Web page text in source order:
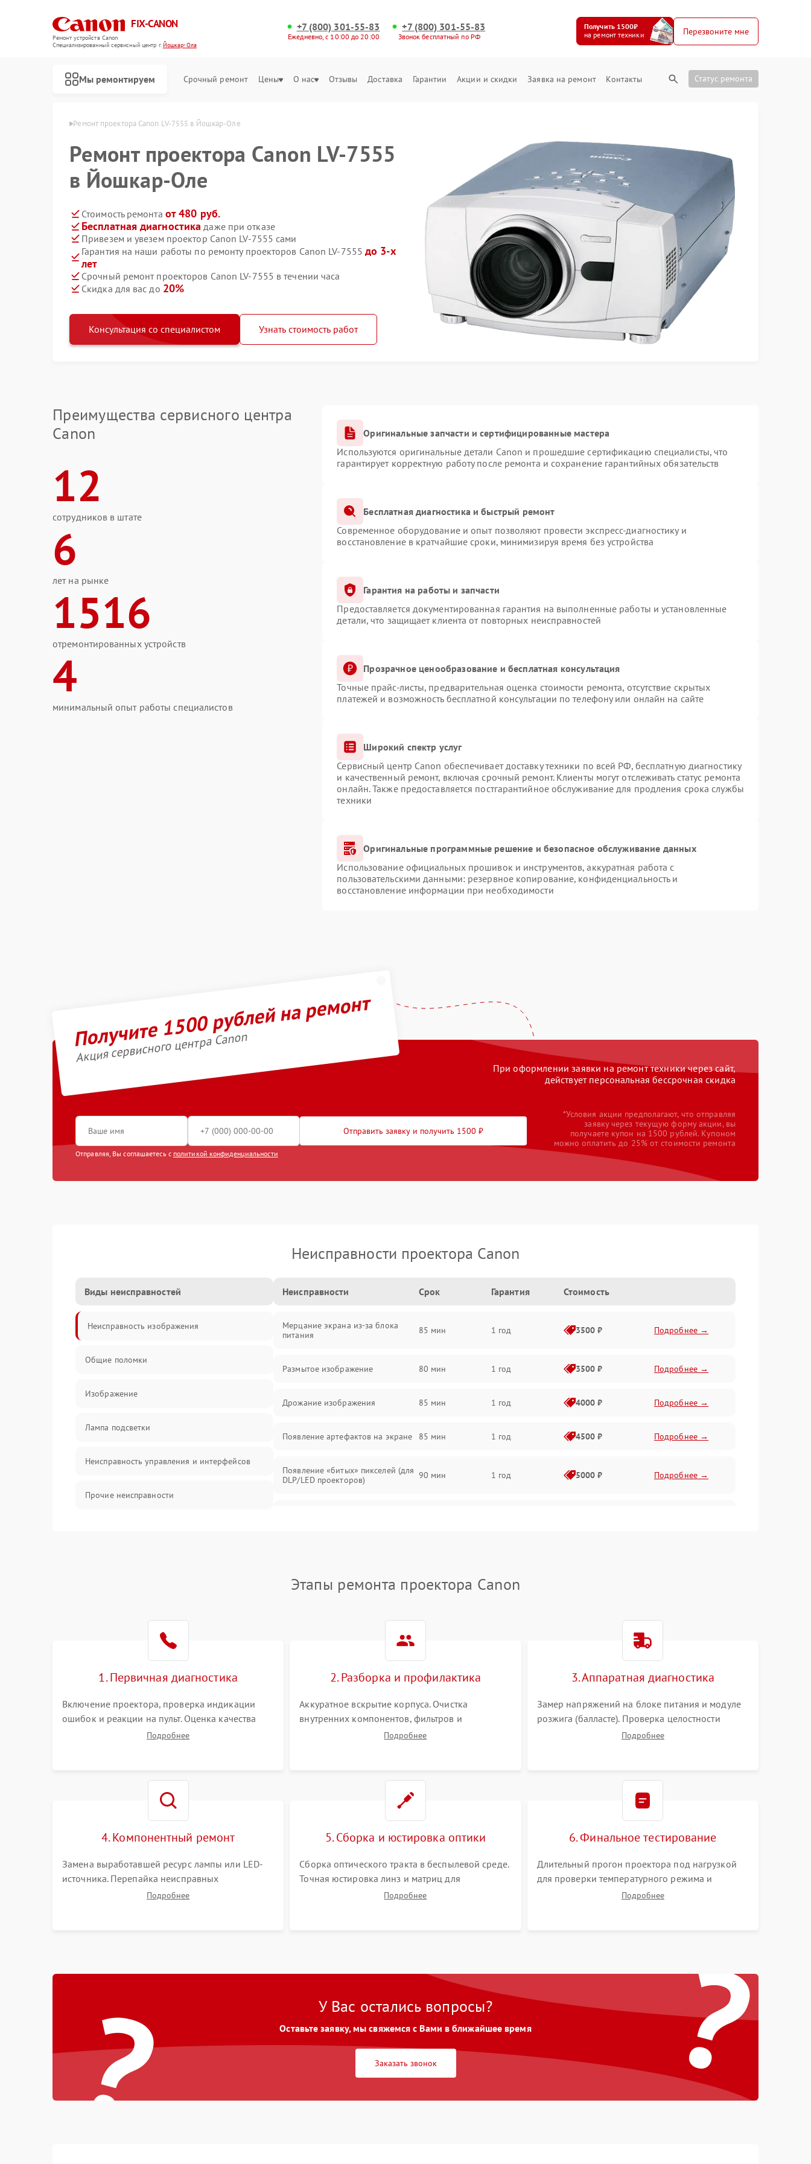
FIX-CANON
Ремонт устройств Canon
Специализированный cервисный центр г.Йошкар-Ола
+7 (800) 301-55-83
Ежедневно, с 10:00 до 20:00
+7 (800) 301-55-83
Звонок бесплатный по РФ
Получить 1500₽
на ремонт техники
Перезвоните мне
Мы ремонтируем Срочный ремонт Цены О нас Отзывы Доставка Гарантии Акции и скидки Заявка на ремонт Контакты Статус ремонта
в Йошкар-Оле Ремонт проектора Canon LV-7555 в Йошкар-Оле
Ремонт проектора Canon LV-7555
в Йошкар-Оле
Стоимость ремонта от 480 руб.
Бесплатная диагностика даже при отказе
Привезем и увезем проектор Canon LV-7555 сами
Гарантия на наши работы по ремонту проекторов Canon LV-7555 до 3-х
лет
Срочный ремонт проекторов Canon LV-7555 в течении часа
Скидка для вас до 20%
Консультация со специалистом Узнать стоимость работ
Преимущества сервисного центра
Canon
12
сотрудников в штате
6
лет на рынке
1516
отремонтированных устройств
4
минимальный опыт работы специалистов
Оригинальные запчасти и сертифицированные мастера
Используются оригинальные детали Canon и прошедшие сертификацию специалисты, что
гарантирует корректную работу после ремонта и сохранение гарантийных обязательств
Бесплатная диагностика и быстрый ремонт
Современное оборудование и опыт позволяют провести экспресс-диагностику и
восстановление в кратчайшие сроки, минимизируя время без устройства
Гарантия на работы и запчасти
Предоставляется документированная гарантия на выполненные работы и установленные
детали, что защищает клиента от повторных неисправностей
Прозрачное ценообразование и бесплатная консультация
Точные прайс-листы, предварительная оценка стоимости ремонта, отсутствие скрытых
платежей и возможность бесплатной консультации по телефону или онлайн на сайте
Широкий спектр услуг
Сервисный центр Canon обеспечивает доставку техники по всей РФ, бесплатную диагностику
и качественный ремонт, включая срочный ремонт. Клиенты могут отслеживать статус ремонта
онлайн. Также предоставляется постгарантийное обслуживание для продления срока службы
техники
Оригинальные программные решение и безопасное обслуживание данных
Использование официальных прошивок и инструментов, аккуратная работа с
пользовательскими данными: резервное копирование, конфиденциальность и
восстановление информации при необходимости
Получите 1500 рублей на ремонт
Акция сервисного центра Canon
При оформлении заявки на ремонт техники через сайт,
действует персональная бессрочная скидка
Отправить заявку и получить 1500 ₽
Отправляя, Вы соглашаетесь с политикой конфиденциальности
*Условия акции предполагают, что отправляя
заявку через текущую форму акции, вы
получаете купон на 1500 рублей. Купоном
можно оплатить до 25% от стоимости ремонта
Неисправности проектора Canon
Виды неисправностей
Неисправность изображения
Общие поломки
Изображение
Лампа подсветки
Неисправность управления и интерфейсов
Прочие неисправности
Неисправности Срок Гарантия Стоимость
Мерцание экрана из-за блока
питания
85 мин 1 год 3500 ₽ Подробнее →
Размытое изображение 80 мин 1 год 3500 ₽ Подробнее →
Дрожание изображения 85 мин 1 год 4000 ₽ Подробнее →
Появление артефактов на экране 85 мин 1 год 4500 ₽ Подробнее →
Появление «битых» пикселей (для
DLP/LED проекторов)
90 мин 1 год 5000 ₽ Подробнее →
коррекция трапеции (Keystone)
Проблемы с масштабированием
80 мин 3500 ₽ Подробнее →
Этапы ремонта проектора Canon
1. Первичная диагностика
Включение проектора, проверка индикации
ошибок и реакции на пульт. Оценка качества
проекции, яркости лампы, наличия артефактов
Подробнее
2. Разборка и профилактика
Аккуратное вскрытие корпуса. Очистка
внутренних компонентов, фильтров и
вентиляторов от накопившейся пыли.
Подробнее
3. Аппаратная диагностика
Замер напряжений на блоке питания и модуле
розжига (балласте). Проверка целостности
цветового колеса (DLP) или поляризаторов (LCD).
Подробнее
4. Компонентный ремонт
Замена выработавшей ресурс лампы или LED-
источника. Перепайка неисправных
компонентов на платах. Замена DMD-чипа при
Подробнее
5. Сборка и юстировка оптики
Сборка оптического тракта в беспылевой среде.
Точная юстировка линз и матриц для
правильного сведения цветов и устранения
Подробнее
6. Финальное тестирование
Длительный прогон проектора под нагрузкой
для проверки температурного режима и
отсутствия перегрева. Оценка фокуса,
Подробнее
? ?
У Вас остались вопросы?
Оставьте заявку, мы свяжемся с Вами в ближайшее время
Заказать звонок